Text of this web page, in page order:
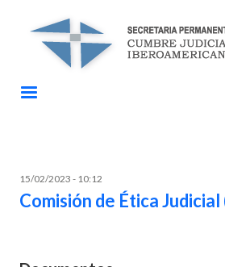
15/02/2023 - 10:12
Comisión de Ética Judicial